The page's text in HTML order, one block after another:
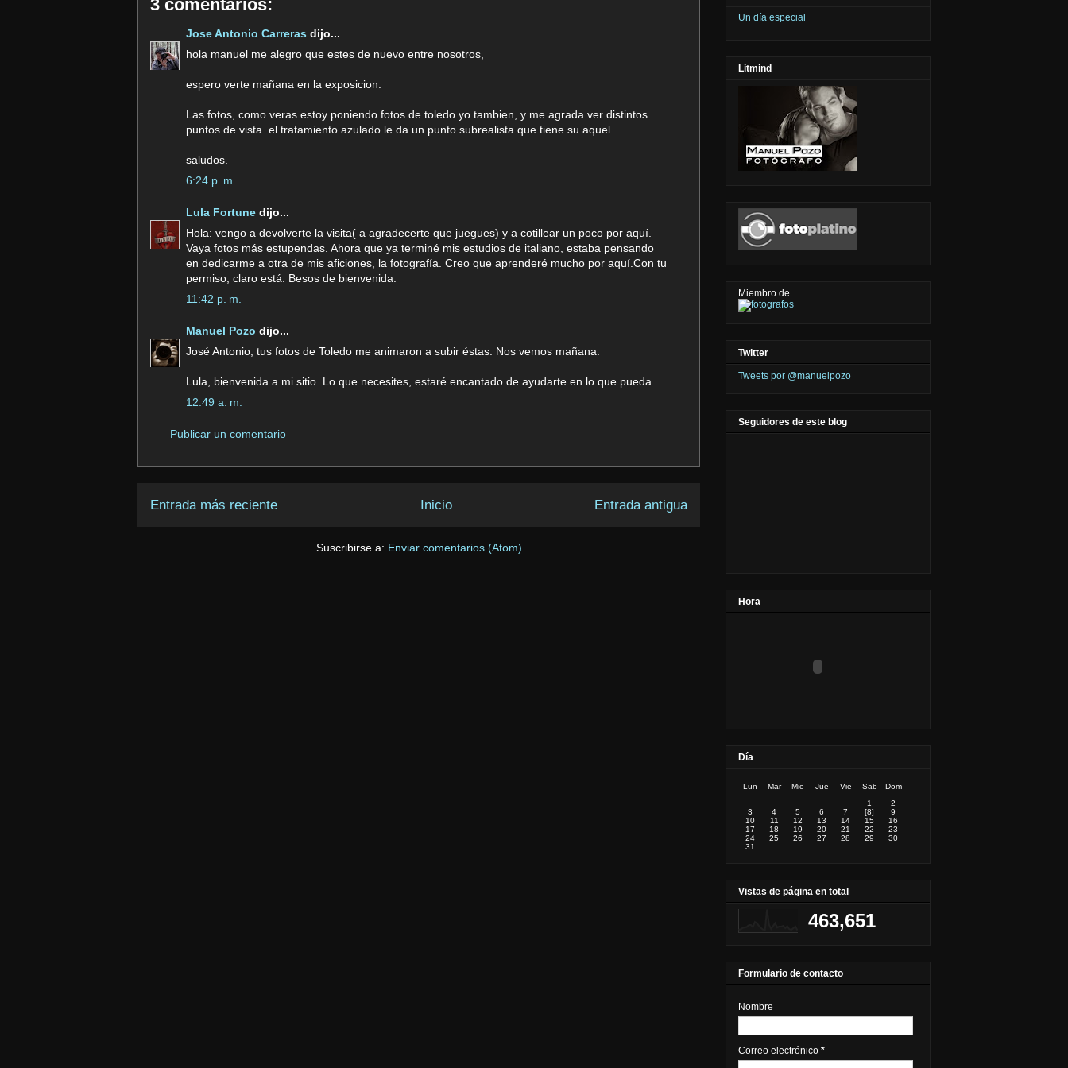
3 comentarios:
Jose Antonio Carreras dijo...
hola manuel me alegro que estes de nuevo entre nosotros,
espero verte mañana en la exposicion.
Las fotos, como veras estoy poniendo fotos de toledo yo tambien, y me agrada ver distintos
puntos de vista. el tratamiento azulado le da un punto subrealista que tiene su aquel.
saludos.
6:24 p. m.
Lula Fortune dijo...
Hola: vengo a devolverte la visita( a agradecerte que juegues) y a cotillear un poco por aquí.
Vaya fotos más estupendas. Ahora que ya terminé mis estudios de italiano, estaba pensando
en dedicarme a otra de mis aficiones, la fotografía. Creo que aprenderé mucho por aquí.Con tu
permiso, claro está. Besos de bienvenida.
11:42 p. m.
Manuel Pozo dijo...
José Antonio, tus fotos de Toledo me animaron a subir éstas. Nos vemos mañana.
Lula, bienvenida a mi sitio. Lo que necesites, estaré encantado de ayudarte en lo que pueda.
12:49 a. m.
Publicar un comentario
Entrada más reciente Entrada antigua
Inicio
Suscribirse a: Enviar comentarios (Atom)
Un día especial
Litmind
Miembro de
Twitter
Tweets por @manuelpozo
Seguidores de este blog
Hora
Día
Lun Mar Mie Jue Vie Sab
Dom
1
2
3
4 5 6 7 [8]
9
10
11 12 13 14 15
16
17
18 19 20 21 22
23
24
25 26 27 28 29
30
31
Vistas de página en total
463,651
Formulario de contacto
Nombre
Correo electrónico *